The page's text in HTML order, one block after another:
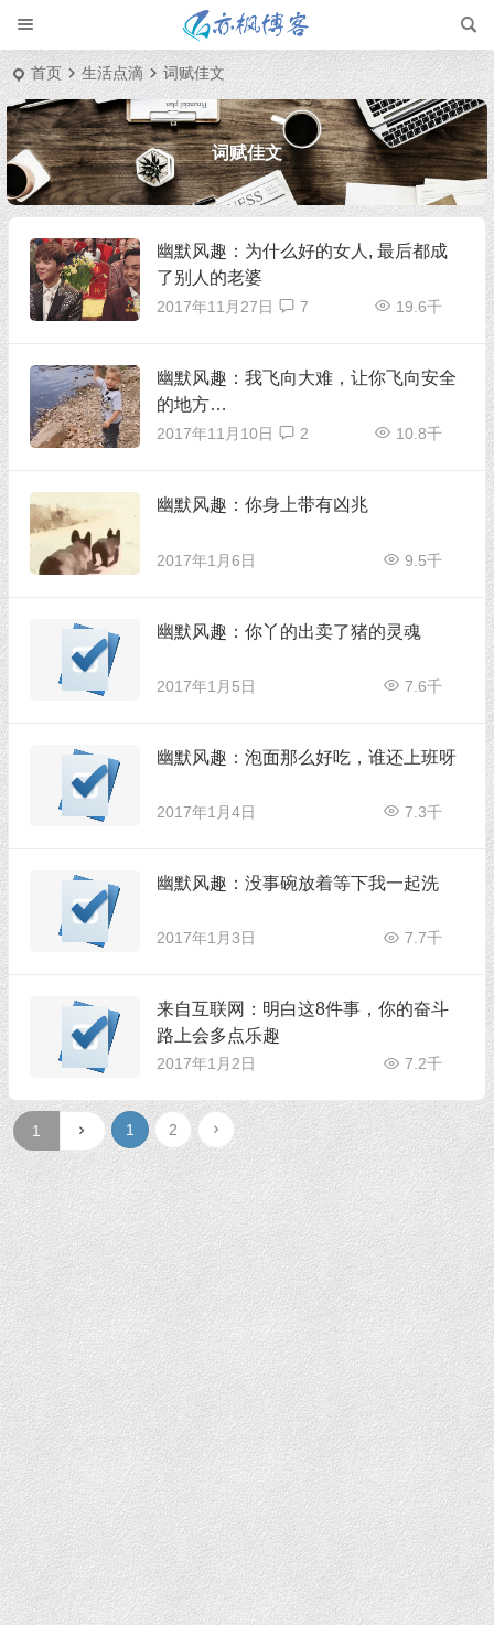
首页 生活点滴 词赋佳文
词赋佳文
幽默风趣：为什么好的女人, 最后都成
了别人的老婆
2017年11月27日 19.6千
7
幽默风趣：我飞向大难，让你飞向安全
的地方…
2017年11月10日 10.8千
2
幽默风趣：你身上带有凶兆
2017年1月6日 9.5千
幽默风趣：你丫的出卖了猪的灵魂
2017年1月5日 7.6千
幽默风趣：泡面那么好吃，谁还上班呀
2017年1月4日 7.3千
幽默风趣：没事碗放着等下我一起洗
2017年1月3日 7.7千
来自互联网：明白这8件事，你的奋斗
路上会多点乐趣
2017年1月2日 7.2千
1 2